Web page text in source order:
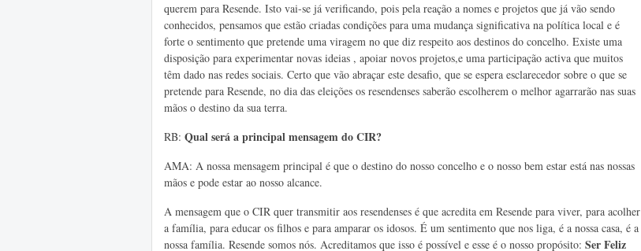
querem para Resende. Isto vai-se já verificando, pois pela reação a nomes e projetos que já vão sendo
conhecidos, pensamos que estão criadas condições para uma mudança significativa na política local e é
forte o sentimento que pretende uma viragem no que diz respeito aos destinos do concelho. Existe uma
disposição para experimentar novas ideias , apoiar novos projetos,e uma participação activa que muitos
têm dado nas redes sociais. Certo que vão abraçar este desafio, que se espera esclarecedor sobre o que se
pretende para Resende, no dia das eleições os resendenses saberão escolherem o melhor agarrarão nas suas
mãos o destino da sua terra.
RB: Qual será a principal mensagem do CIR?
AMA: A nossa mensagem principal é que o destino do nosso concelho e o nosso bem estar está nas nossas
mãos e pode estar ao nosso alcance.
A mensagem que o CIR quer transmitir aos resendenses é que acredita em Resende para viver, para acolher
a família, para educar os filhos e para amparar os idosos. É um sentimento que nos liga, é a nossa casa, é a
nossa família. Resende somos nós. Acreditamos que isso é possível e esse é o nosso propósito: Ser Feliz